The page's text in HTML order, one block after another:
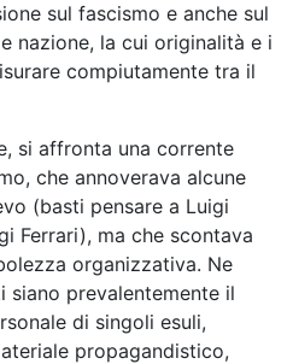
sul fascismo e anche sul
nazione, la cui originalità e i
compiutamente tra il
si affronta una corrente
che annoverava alcune
(basti pensare a Luigi
Ferrari), ma che scontava
organizzativa. Ne
siano prevalentemente il
di singoli esuli,
propagandistico,